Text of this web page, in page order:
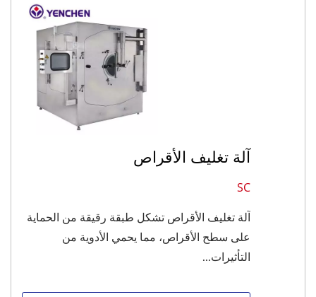
آلة تغليف الأقراص
SC
آلة تغليف الأقراص تشكل طبقة رقيقة من الحماية
على سطح الأقراص، مما يحمي الأدوية من
التأثيرات...